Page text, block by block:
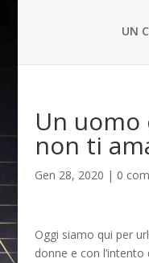
Un uomo
non ti
Gen 28, 2020 | 0
Oggi siamo qui per
donne e con